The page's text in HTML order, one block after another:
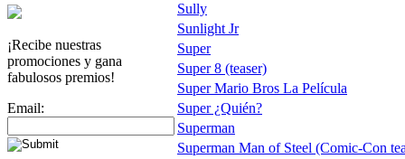
¡Recibe nuestras
promociones y gana
fabulosos premios!
Email:
Sully
Sunlight Jr
Super
Super 8 (teaser)
Super Mario Bros La Película
Super ¿Quién?
Superman
Superman Man of Steel (Comic-Con